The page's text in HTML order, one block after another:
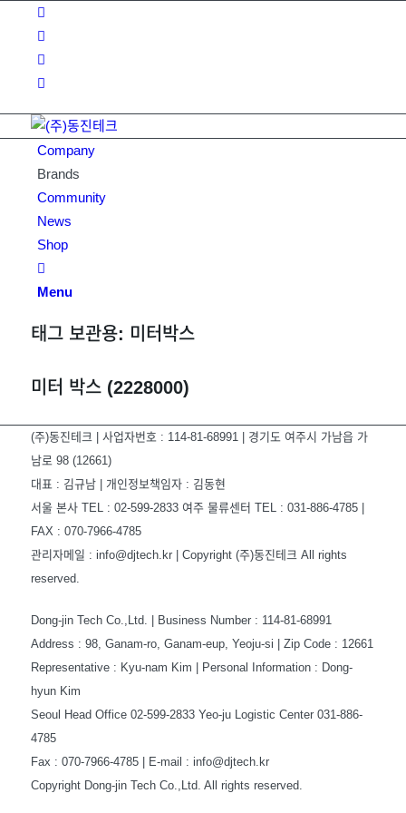
Company
Brands
Community
News
Shop
Menu
태그 보관용: 미터박스
미터 박스 (2228000)
(주)동진테크 | 사업자번호 : 114-81-68991 | 경기도 여주시 가남읍 가
남로 98 (12661)
대표 : 김규남 | 개인정보책임자 : 김동현
서울 본사 TEL : 02-599-2833 여주 물류센터 TEL : 031-886-4785 |
FAX : 070-7966-4785
관리자메일 : info@djtech.kr | Copyright (주)동진테크 All rights
reserved.
Dong-jin Tech Co.,Ltd. | Business Number : 114-81-68991
Address : 98, Ganam-ro, Ganam-eup, Yeoju-si | Zip Code : 12661
Representative : Kyu-nam Kim | Personal Information : Dong-
hyun Kim
Seoul Head Office 02-599-2833 Yeo-ju Logistic Center 031-886-
4785
Fax : 070-7966-4785 | E-mail : info@djtech.kr
Copyright Dong-jin Tech Co.,Ltd. All rights reserved.